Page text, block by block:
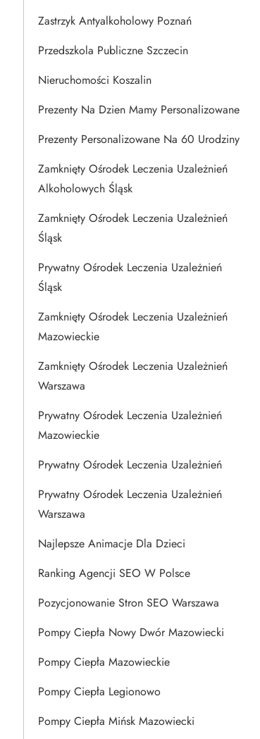
Zastrzyk Antyalkoholowy Poznań
Przedszkola Publiczne Szczecin
Nieruchomości Koszalin
Prezenty Na Dzien Mamy Personalizowane
Prezenty Personalizowane Na 60 Urodziny
Zamknięty Ośrodek Leczenia Uzależnień
Alkoholowych Śląsk
Zamknięty Ośrodek Leczenia Uzależnień
Śląsk
Prywatny Ośrodek Leczenia Uzależnień
Śląsk
Zamknięty Ośrodek Leczenia Uzależnień
Mazowieckie
Zamknięty Ośrodek Leczenia Uzależnień
Warszawa
Prywatny Ośrodek Leczenia Uzależnień
Mazowieckie
Prywatny Ośrodek Leczenia Uzależnień
Prywatny Ośrodek Leczenia Uzależnień
Warszawa
Najlepsze Animacje Dla Dzieci
Ranking Agencji SEO W Polsce
Pozycjonowanie Stron SEO Warszawa
Pompy Ciepła Nowy Dwór Mazowiecki
Pompy Ciepła Mazowieckie
Pompy Ciepła Legionowo
Pompy Ciepła Mińsk Mazowiecki